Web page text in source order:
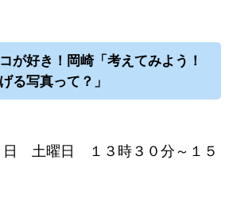
が好き！岡崎「考えてみよう！
る写真って？」
日 土曜日 １３時３０分～１５